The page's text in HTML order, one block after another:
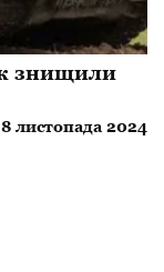
знищили
8 листопада 2024